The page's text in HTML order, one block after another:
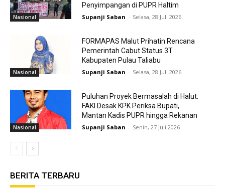
Nasional
Penyimpangan di PUPR Haltim
Supanji Saban - Selasa, 28 Juli 2026
Nasional
FORMAPAS Malut Prihatin Rencana
Pemerintah Cabut Status 3T
Kabupaten Pulau Taliabu
Supanji Saban - Selasa, 28 Juli 2026
Nasional
Puluhan Proyek Bermasalah di Halut:
FAKI Desak KPK Periksa Bupati,
Mantan Kadis PUPR hingga Rekanan
Supanji Saban - Senin, 27 Juli 2026
BERITA TERBARU